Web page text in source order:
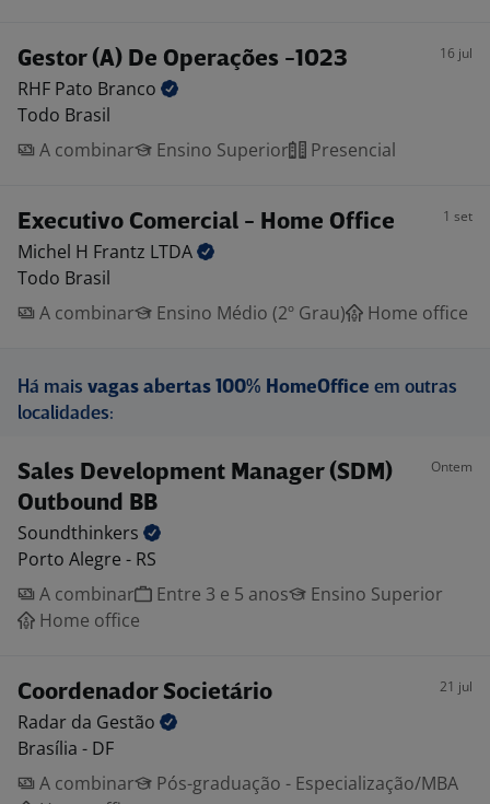
Gestor (A) De Operações -1023 16 jul
RHF Pato Branco
Todo Brasil
A combinar
Ensino Superior Presencial
Executivo Comercial - Home Office 1 set
Michel H Frantz LTDA
Todo Brasil
A combinar
Ensino Médio (2º Grau) Home office
Há mais vagas abertas 100% HomeOffice em outras
localidades:
Sales Development Manager (SDM)
Outbound BB
Ontem
Soundthinkers
Porto Alegre - RS
A combinar
Entre 3 e 5 anos
Ensino Superior
Home office
Coordenador Societário 21 jul
Radar da Gestão
Brasília - DF
A combinar
Pós-graduação - Especialização/MBA